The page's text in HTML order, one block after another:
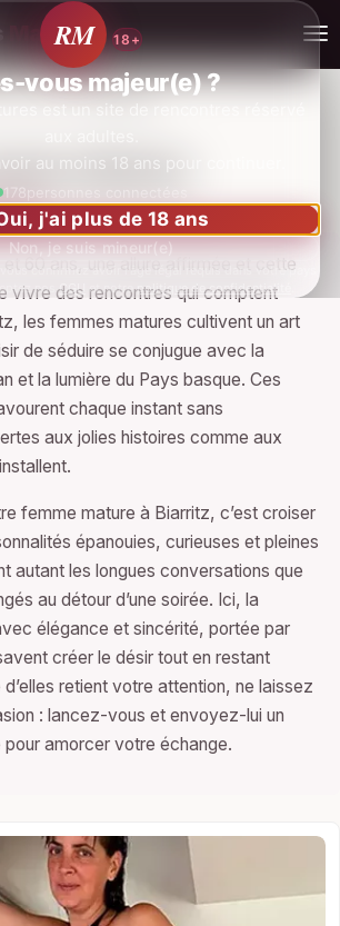
Matures
Aquitaine Biarritz
à Biarritz
et 60 ans, une allure affirmée et cette
vivre des rencontres qui comptent
les femmes matures cultivent un art
de séduire se conjugue avec la
et la lumière du Pays basque. Ces
chaque instant sans
aux jolies histoires comme aux
femme mature à Biarritz, c’est croiser
épanouies, curieuses et pleines
autant les longues conversations que
au détour d’une soirée. Ici, la
élégance et sincérité, portée par
créer le désir tout en restant
d’elles retient votre attention, ne laissez
: lancez-vous et envoyez-lui un
amorcer votre échange.
RM 18+
vous majeur(e) ?
est un site de rencontres réservé
au moins 18 ans pour continuer.
179
j'ai plus de 18 ans
Non, je suis mineur(e)
confirmez avoir l'âge légal requis dans votre pays
nosCGU et notrepolitique de confidentialité